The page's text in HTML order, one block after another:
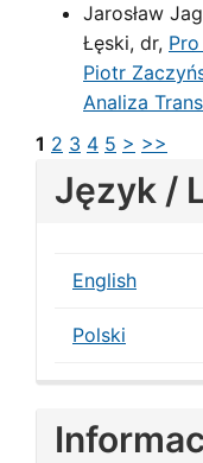
Jarosław
Łęski, dr,
Piotr
Analiza
1 2 3 4 5 > >>
Język /
English
Polski